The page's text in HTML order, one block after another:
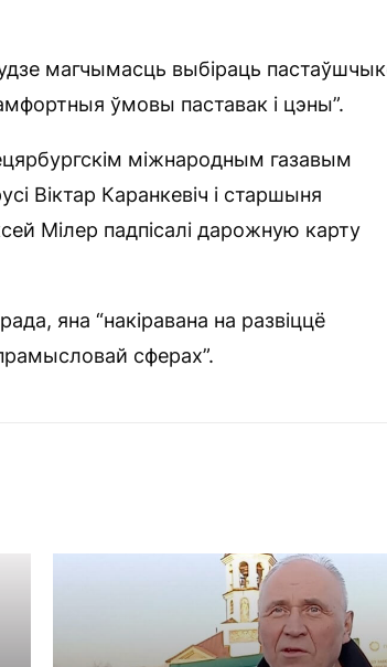
магчымасць выбіраць
ўмовы паставак і цэны”.
міжнародным газавым
Віктар Каранкевіч і старшыня
Мілер падпісалі дарожную карту
яна “накіравана на развіццё
сферах”.